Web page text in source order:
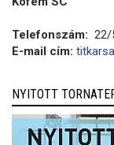
Telefonszám: 22/
E-mail cím:
NYITOTT